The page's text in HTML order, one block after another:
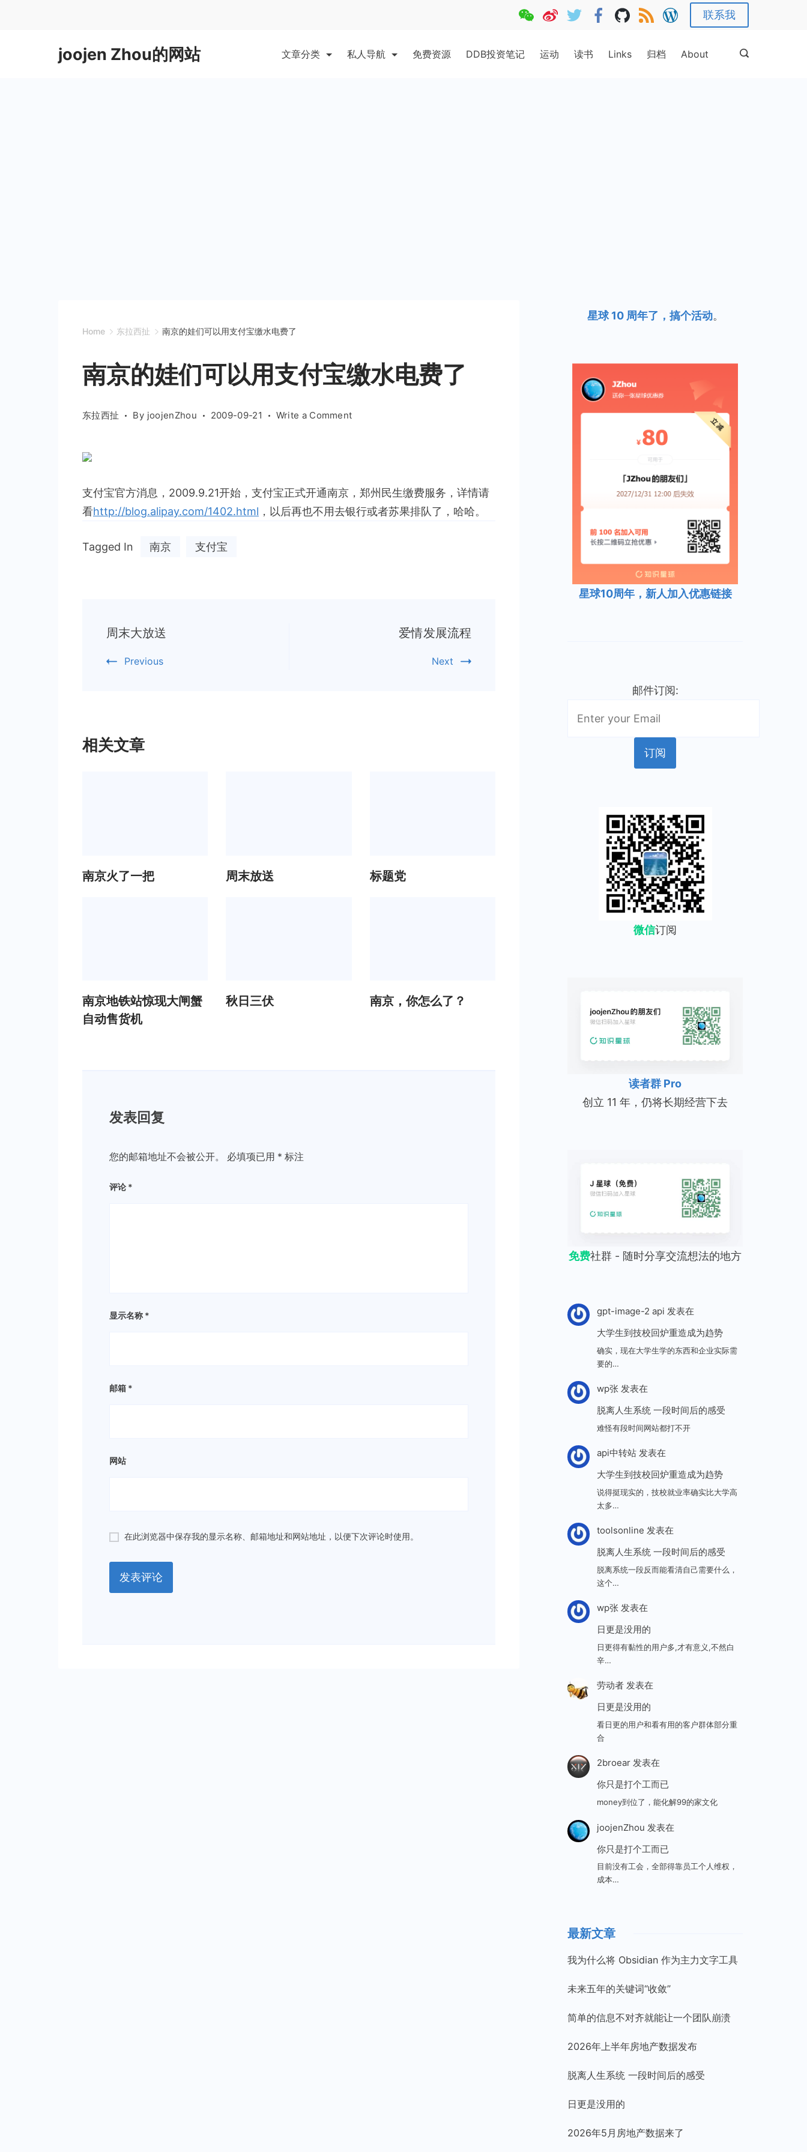
联系我
joojen Zhou的网站 文章分类 私人导航 免费资源 DDB投资笔记 运动 读书 Links 归档 About
Home 东拉西扯 南京的娃们可以用支付宝缴水电费了
南京的娃们可以用支付宝缴水电费了
东拉西扯 By joojenZhou 2009-09-21 Write a Commenton
们
可
支付宝官方消息，2009.9.21开始，支付宝正式开通南京，郑州民生缴费服务，详情请
看http://blog.alipay.com/1402.html ，以后再也不用去银行或者苏果排队了，哈哈。
Tagged In 南京 支付宝
Navigation
周末大放送
Previous
爱情发展流程
Next
相关文章
南京火了一把 周末放送 标题党
南京地铁站惊现大闸蟹
自动售货机
秋日三伏 南京，你怎么了？
发表回复
您的邮箱地址不会被公开。 必填项已用 * 标注
评论 *
显示名称 *
邮箱 *
网站
在此浏览器中保存我的显示名称、邮箱地址和网站地址，以便下次评论时使用。
星球 10 周年了，搞个活动。
星球10周年，新人加入优惠链接
邮件订阅:
微信订阅
读者群 Pro
创立 11 年，仍将长期经营下去
免费社群 - 随时分享交流想法的地方
gpt-image-2 api 发表在
大学生到技校回炉重造成为趋势
确实，现在大学生学的东西和企业实际需
要的…
wp张发表在
脱离人生系统 一段时间后的感受
难怪有段时间网站都打不开
api中转站发表在
大学生到技校回炉重造成为趋势
说得挺现实的，技校就业率确实比大学高
太多…
toolsonline 发表在
脱离人生系统 一段时间后的感受
脱离系统一段反而能看清自己需要什么，
这个…
wp张发表在
日更是没用的
日更得有黏性的用户多,才有意义,不然白
辛…
劳动者发表在
日更是没用的
看日更的用户和看有用的客户群体部分重
合
2broear发表在
你只是打个工而已
money到位了，能化解99的家文化
joojenZhou 发表在
你只是打个工而已
目前没有工会，全部得靠员工个人维权，
成本…
最新文章
我为什么将 Obsidian 作为主力文字工具
未来五年的关键词“收敛”
简单的信息不对齐就能让一个团队崩溃
2026年上半年房地产数据发布
脱离人生系统 一段时间后的感受
日更是没用的
2026年5月房地产数据来了